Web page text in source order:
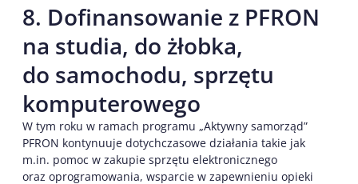
8. Dofinansowanie z PFRON
na studia, do żłobka,
do samochodu, sprzętu
komputerowego
W tym roku w ramach programu „Aktywny samorząd”
PFRON kontynuuje dotychczasowe działania takie jak
m.in. pomoc w zakupie sprzętu elektronicznego
oraz oprogramowania, wsparcie w zapewnieniu opieki